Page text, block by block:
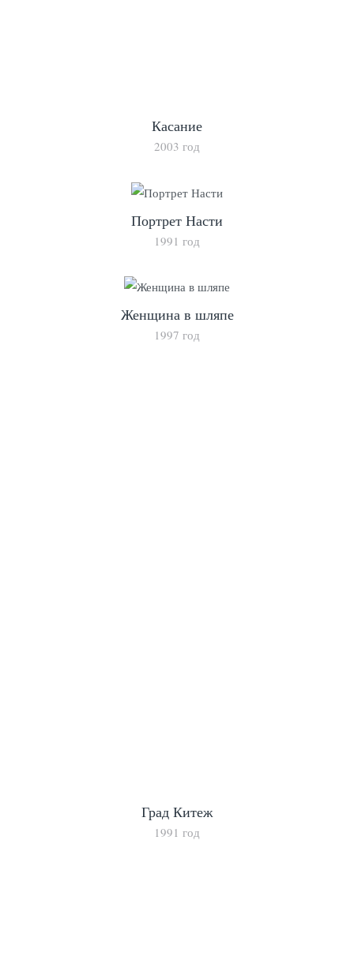
Касание
2003 год
Портрет Насти
1991 год
Женщина в шляпе
1997 год
Град Китеж
1991 год